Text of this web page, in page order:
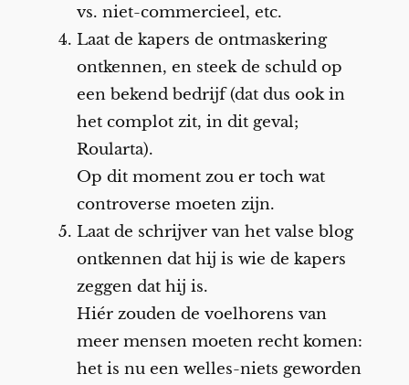
vs. niet-commercieel, etc.
Laat de kapers de ontmaskering
ontkennen, en steek de schuld op
een bekend bedrijf (dat dus ook in
het complot zit, in dit geval;
Roularta).
Op dit moment zou er toch wat
controverse moeten zijn.
Laat de schrijver van het valse blog
ontkennen dat hij is wie de kapers
zeggen dat hij is.
Hiér zouden de voelhorens van
meer mensen moeten recht komen:
het is nu een welles-niets geworden